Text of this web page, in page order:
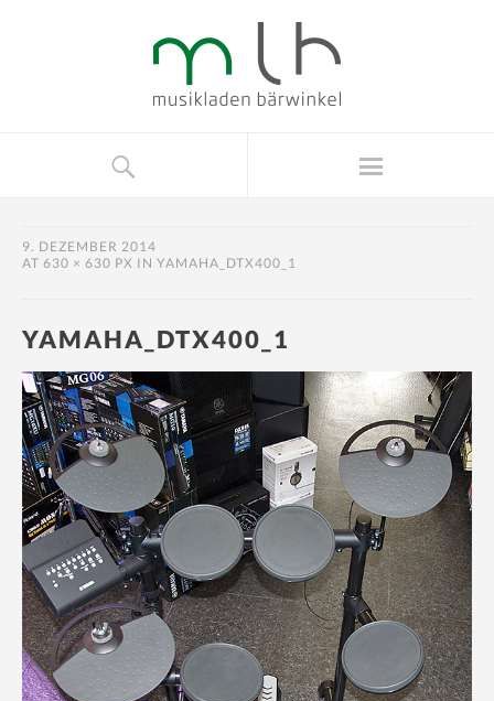
9. DEZEMBER 2014
AT 630 × 630 PX IN YAMAHA_DTX400_1
YAMAHA_DTX400_1